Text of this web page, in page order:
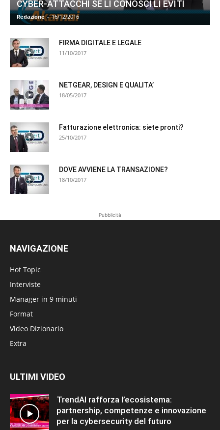
CYBER-ATTACCHI SE LI CONOSCI LI EVITI
Redazione - 16/12/2016
FIRMA DIGITALE E LEGALE
11/10/2017
NETGEAR, DESIGN E QUALITA’
18/05/2017
Fatturazione elettronica: siete pronti?
25/10/2017
DOVE AVVIENE LA TRANSAZIONE?
18/10/2017
Pubblicità
NAVIGAZIONE
Hot Topic
Interviste
Manager in 9 minuti
Format
Video Dizionario
Extra
ULTIMI VIDEO
TrendAI rafforza l’ecosistema:
partnership, competenze e innovazione
per la cybersecurity del futuro